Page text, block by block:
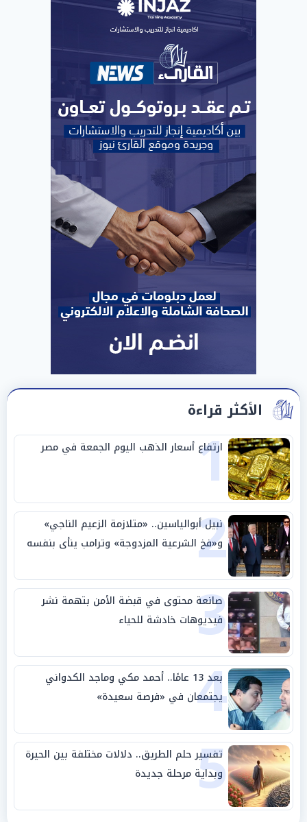
الأكثر قراءة
1
ارتفاع أسعار الذهب اليوم الجمعة في مصر
2
نبيل أبوالياسين.. «متلازمة الزعيم الناجي»
و«فخ الشرعية المزدوجة» وترامب ينأى بنفسه
وحليفه في «ميتم استراتيجي»
3
صانعة محتوى في قبضة الأمن بتهمة نشر
فيديوهات خادشة للحياء
4 بعد 13 عامًا.. أحمد مكي وماجد الكدواني
يجتمعان في «فرصة سعيدة»
5
تفسير حلم الطريق.. دلالات مختلفة بين الحيرة
وبداية مرحلة جديدة